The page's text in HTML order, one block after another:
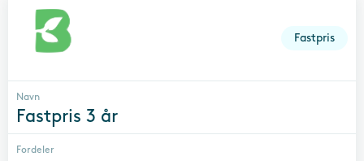
Fastpris
Navn
Fastpris 3 år
Fordeler